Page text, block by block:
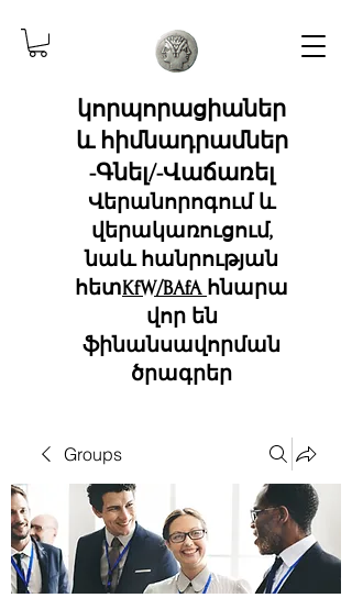
կորպորացիաներ
և հիմնադրամներ
-Գնել/-Վաճառել
Վերանորոգում և
վերակառուցում,
նաև հանրության
հետKfW/BAfA հնարա
վոր են
ֆինանսավորման
ծրագրեր
Groups